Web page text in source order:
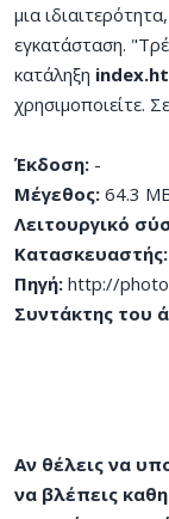
μια
εγκατάσταση.
κατάληξη
χρησιμοποιείτε.
Έκδοση: -
Μέγεθος: 64.3
Λειτουργικό
Κατασκευαστής:
Πηγή: http://
Συντάκτης του
Αν θέλεις να
να βλέπεις